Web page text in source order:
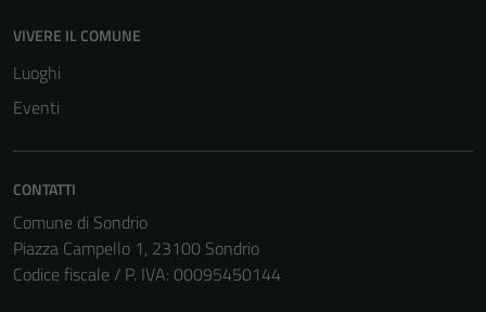
VIVERE IL COMUNE
Luoghi
Eventi
CONTATTI
Comune di Sondrio
Piazza Campello 1, 23100 Sondrio
Codice fiscale / P. IVA: 00095450144Questi cookie